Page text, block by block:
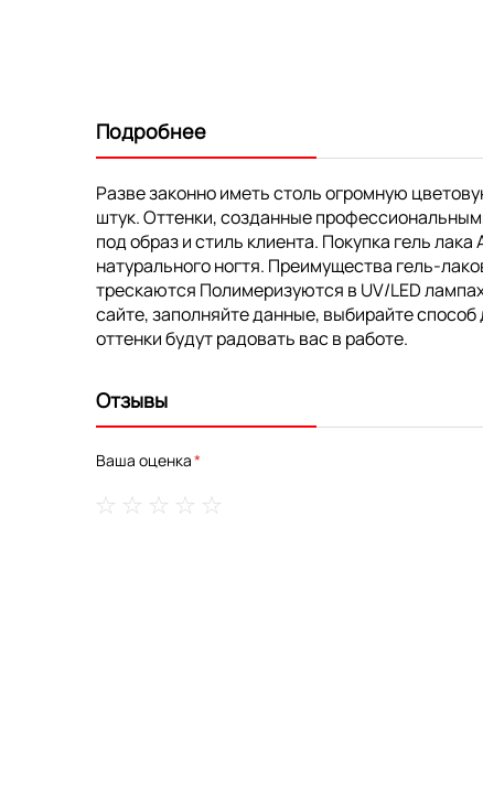
Подробнее
Разве законно иметь столь огромную
штук. Оттенки, созданные
под образ и стиль клиента. Покупка гель
натурального ногтя. Преимущества гель-
трескаются Полимеризуются в UV/LED
сайте, заполняйте данные, выбирайте
оттенки будут радовать вас в работе.
Отзывы
Ваша оценка